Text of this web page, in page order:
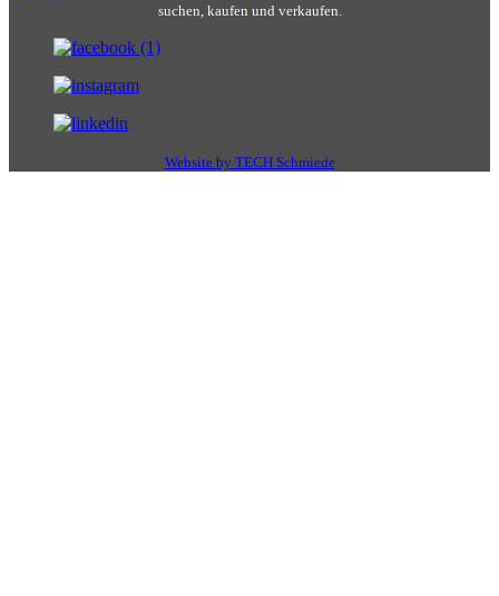
suchen, kaufen und verkaufen.
Website by TECH Schmiede